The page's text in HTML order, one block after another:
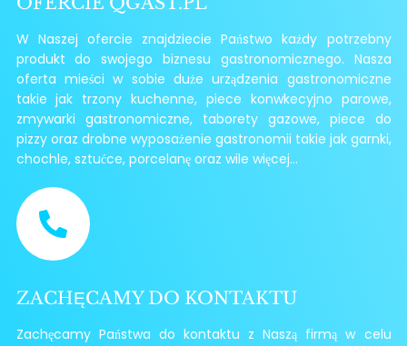
W Naszej ofercie znajdziecie Państwo każdy potrzebny
produkt do swojego biznesu gastronomicznego. Nasza
oferta mieści w sobie duże urządzenia gastronomiczne
takie jak trzony kuchenne, piece konwkecyjno parowe,
zmywarki gastronomiczne, taborety gazowe, piece do
pizzy oraz drobne wyposażenie gastronomii takie jak garnki,
chochle, sztućce, porcelanę oraz wile więcej...
ZACHĘCAMY DO KONTAKTU
Zachęcamy Państwa do kontaktu z Naszą firmą w celu